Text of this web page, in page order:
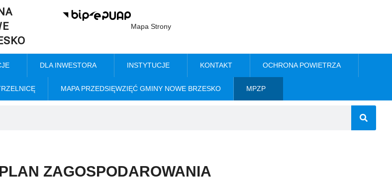
Mapa Strony
DLA INWESTORA INSTYTUCJE KONTAKT OCHRONA POWIETRZA
MAPA PRZEDSIĘWZIĘĆ GMINY NOWE BRZESKO MPZP
ZAGOSPODAROWANIA